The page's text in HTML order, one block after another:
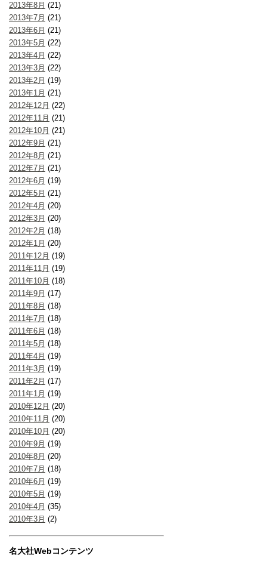
2013年8月 (21)
2013年7月 (21)
2013年6月 (21)
2013年5月 (22)
2013年4月 (22)
2013年3月 (22)
2013年2月 (19)
2013年1月 (21)
2012年12月 (22)
2012年11月 (21)
2012年10月 (21)
2012年9月 (21)
2012年8月 (21)
2012年7月 (21)
2012年6月 (19)
2012年5月 (21)
2012年4月 (20)
2012年3月 (20)
2012年2月 (18)
2012年1月 (20)
2011年12月 (19)
2011年11月 (19)
2011年10月 (18)
2011年9月 (17)
2011年8月 (18)
2011年7月 (18)
2011年6月 (18)
2011年5月 (18)
2011年4月 (19)
2011年3月 (19)
2011年2月 (17)
2011年1月 (19)
2010年12月 (20)
2010年11月 (20)
2010年10月 (20)
2010年9月 (19)
2010年8月 (20)
2010年7月 (18)
2010年6月 (19)
2010年5月 (19)
2010年4月 (35)
2010年3月 (2)
名大社Webコンテンツ